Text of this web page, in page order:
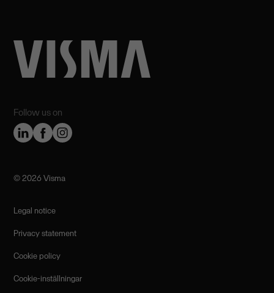
Follow us on
©️ 2026 Visma
Legal notice
Privacy statement
Cookie policy
Cookie-inställningar